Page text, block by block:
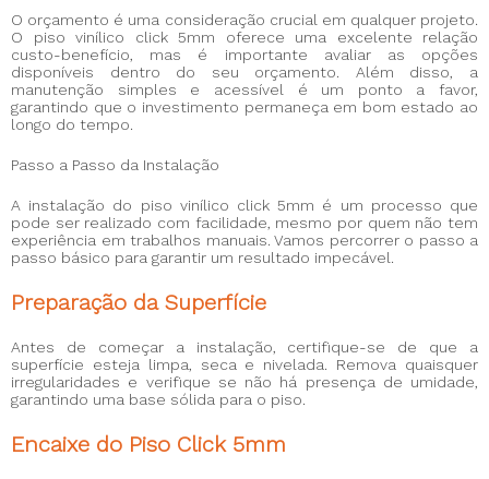
O orçamento é uma consideração crucial em qualquer projeto.
O piso vinílico click 5mm oferece uma excelente relação
custo-benefício, mas é importante avaliar as opções
disponíveis dentro do seu orçamento. Além disso, a
manutenção simples e acessível é um ponto a favor,
garantindo que o investimento permaneça em bom estado ao
longo do tempo.
Passo a Passo da Instalação
A instalação do piso vinílico click 5mm é um processo que
pode ser realizado com facilidade, mesmo por quem não tem
experiência em trabalhos manuais. Vamos percorrer o passo a
passo básico para garantir um resultado impecável.
Preparação da Superfície
Antes de começar a instalação, certifique-se de que a
superfície esteja limpa, seca e nivelada. Remova quaisquer
irregularidades e verifique se não há presença de umidade,
garantindo uma base sólida para o piso.
Encaixe do Piso Click 5mm